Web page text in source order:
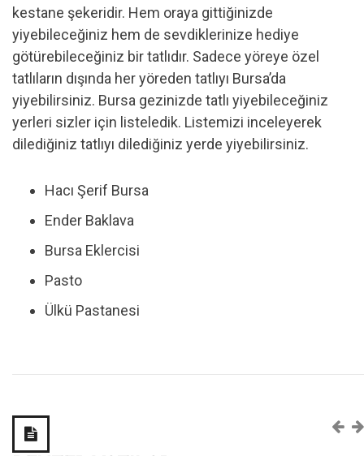
kestane şekeridir. Hem oraya gittiğinizde
yiyebileceğiniz hem de sevdiklerinize hediye
götürebileceğiniz bir tatlıdır. Sadece yöreye özel
tatlıların dışında her yöreden tatlıyı Bursa’da
yiyebilirsiniz. Bursa gezinizde tatlı yiyebileceğiniz
yerleri sizler için listeledik. Listemizi inceleyerek
dilediğiniz tatlıyı dilediğiniz yerde yiyebilirsiniz.
Hacı Şerif Bursa
Ender Baklava
Bursa Eklercisi
Pasto
Ülkü Pastanesi